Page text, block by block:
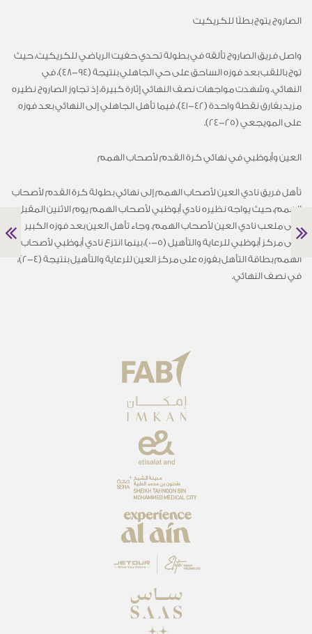
الصاروج يتوج بطلًا للكريكيت
واصل فريق الصاروج تألقه في بطولة تحدي حفيت الرياضي للكريكيت، حيث
توج باللقب بعد فوزه الساحق على حي الجاهلي بنتيجة (94-48)،
في
النهائي. وشهدت مواجهات نصف النهائي إثارة كبيرة، إذ تجاوز الصاروج نظيره
مزيد بفارق نقطة واحدة (42-41)،
فيما تأهل الجاهلي إلى النهائي بعد فوزه
على المويجعي (25-24).
العين وأبوظبي في نهائي كرة القدم لأصحاب الهمم
تأهل فريق نادي العين لأصحاب الهمم إلى نهائي بطولة كرة القدم لأصحاب
الهمم، حيث يواجه نظيره نادي أبوظبي لأصحاب الهمم يوم الاثنين المقبل
على ملعب نادي العين لأصحاب الهمم. وجاء تأهل العين بعد فوزه الكبير
على مركز أبوظبي للرعاية والتأهيل (5-0)،
بينما انتزع نادي أبوظبي لأصحاب
الهمم بطاقة التأهل بفوزه على مركز العين للرعاية والتأهيل بنتيجة (4-2)،
في نصف النهائي.